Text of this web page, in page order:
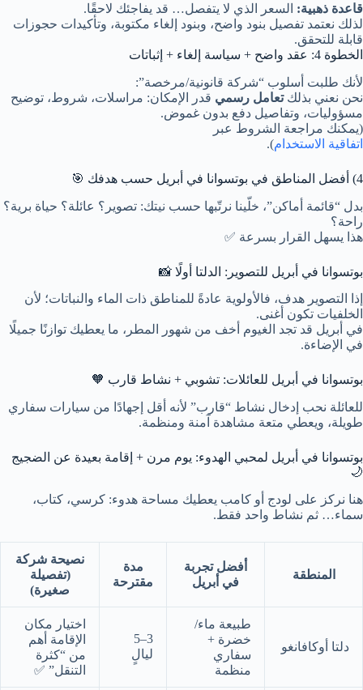
قاعدة ذهبية: السعر الذي لا يتفصل… قد يفاجئك لاحقًا.
لذلك نعتمد تفصيل بنود واضح، وبنود إلغاء مكتوبة، وتأكيدات حجوزات
قابلة للتحقق.
الخطوة 4: عقد واضح + سياسة إلغاء + إثباتات
لأنك طلبت أسلوب “شركة قانونية/مرخصة”:
نحن نعني بذلكتعامل رسمي قدر الإمكان: مراسلات، شروط، توضيح
مسؤوليات، وتفاصيل دفع بدون غموض.
(يمكنك مراجعة الشروط عبر
اتفاقية الاستخدام).
4) أفضل المناطق في بوتسوانا في أبريل حسب هدفك 🎯
بدل “قائمة أماكن”، خلّينا نرتّبها حسب نيتك: تصوير؟ عائلة؟ حياة برية؟
راحة؟
هذا يسهل القرار بسرعة ✅
بوتسوانا في أبريل للتصوير: الدلتا أولًا 📸
إذا التصوير هدف، فالأولوية عادةً للمناطق ذات الماء والنباتات؛ لأن
الخلفيات تكون أغنى.
في أبريل قد تجد الغيوم أخف من شهور المطر، ما يعطيك توازنًا جميلًا
في الإضاءة.
بوتسوانا في أبريل للعائلات: تشوبي + نشاط قارب 🧡
للعائلة نحب إدخال نشاط “قارب” لأنه أقل إجهادًا من سيارات سفاري
طويلة، ويعطي متعة مشاهدة آمنة ومنظمة.
بوتسوانا في أبريل لمحبي الهدوء: يوم مرن + إقامة بعيدة عن الضجيج
🌙
هنا نركز على لودج أو كامب يعطيك مساحة هدوء: كرسي، كتاب،
سماء… ثم نشاط واحد فقط.
المنطقة
أفضل تجربة
في أبريل
مدة
مقترحة
نصيحة شركة
(تفصيلة
صغيرة)
دلتا أوكافانغو
طبيعة ماء/
خضرة +
سفاري
منظمة
3–5
ليالٍ
اختيار مكان
الإقامة أهم
من “كثرة
التنقل” ✅